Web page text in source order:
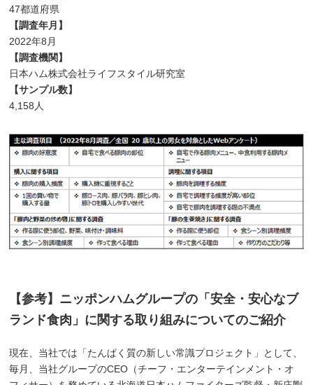
47都道府県
【調査年月】
2022年8月
【調査機関】
日本ハム株式会社ライフスタイル研究室
【サンプル数】
4,158人
【参考】ニッポンハムグループの「安全・安心なブ
ランド食肉」に関する取り組みについてのご紹介
現在、当社では「たんぱく質の新しい常識プロジェクト」として、
毎月、当社グループのCEO（チーフ・エンターテインメント・オ